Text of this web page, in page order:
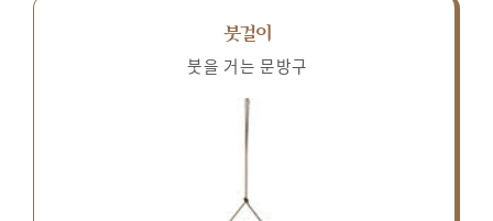
붓걸이
붓을 거는 문방구